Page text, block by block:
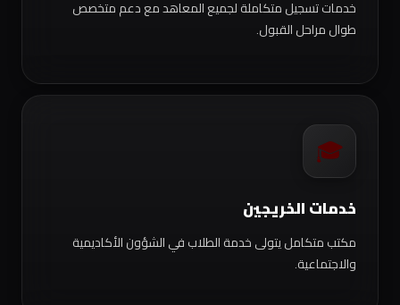
خدمات تسجيل متكاملة لجميع المعاهد مع دعم متخصص
طوال مراحل القبول.
🎓
خدمات الخريجين
مكتب متكامل يتولى خدمة الطلاب في الشؤون الأكاديمية
والاجتماعية.